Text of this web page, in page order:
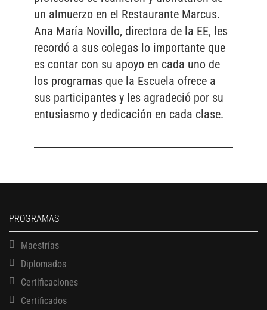
un almuerzo en el Restaurante Marcus.
Ana María Novillo, directora de la EE, les
recordó a sus colegas lo importante que
es contar con su apoyo en cada uno de
los programas que la Escuela ofrece a
sus participantes y les agradeció por su
entusiasmo y dedicación en cada clase.
PROGRAMAS
Maestrías
Diplomados
Certificaciones
Certificados